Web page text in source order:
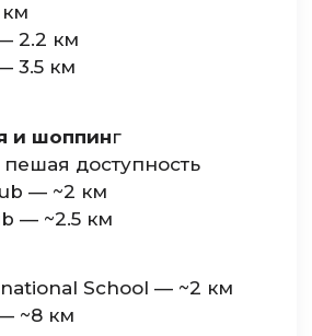
2.2 км
3.5 км
и шоппинг
доступность
— ~2 км
— ~2.5 км
School — ~2 км
~8 км